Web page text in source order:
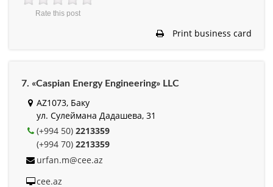
Rate this post
Print business card
7. «Caspian Energy Engineering» LLC
AZ1073, Баку
ул. Сулеймана Дадашева, 31
(+994 50) 2213359
(+994 70) 2213359
urfan.m@cee.az
cee.az